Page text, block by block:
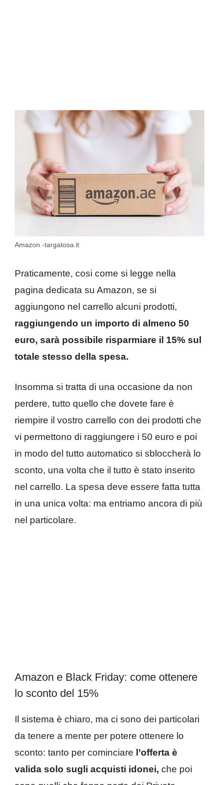
Amazon -targatosa.it
Praticamente, cosi come si legge nella
pagina dedicata su Amazon, se si
aggiungono nel carrello alcuni prodotti,
raggiungendo un importo di almeno 50
euro, sarà possibile risparmiare il 15% sul
totale stesso della spesa.
Insomma si tratta di una occasione da non
perdere, tutto quello che dovete fare è
riempire il vostro carrello con dei prodotti che
vi permettono di raggiungere i 50 euro e poi
in modo del tutto automatico si sbloccherà lo
sconto, una volta che il tutto è stato inserito
nel carrello. La spesa deve essere fatta tutta
in una unica volta: ma entriamo ancora di più
nel particolare.
Amazon e Black Friday: come ottenere
lo sconto del 15%
Il sistema è chiaro, ma ci sono dei particolari
da tenere a mente per potere ottenere lo
sconto: tanto per cominciare l’offerta è
valida solo sugli acquisti idonei, che poi